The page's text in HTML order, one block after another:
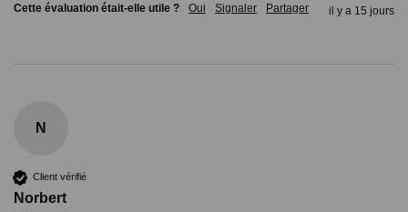
Cette évaluation était-elle utile ? Oui Signaler Partager il y a 15 jours
N
Client vérifié
Norbert